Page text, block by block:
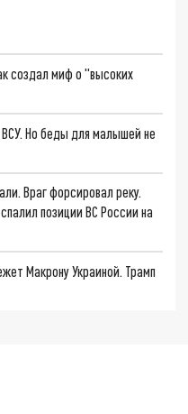
создал миф о "высоких
Но беды для малышей не
Враг форсировал реку.
позиции ВС России на
Макрону Украиной. Трамп